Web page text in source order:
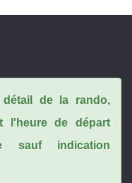
de la rando,
l'heure de départ
sauf indication